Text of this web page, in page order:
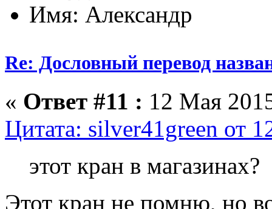
Имя: Александр
Re: Дословный перевод
« Ответ #11 : 12 Мая
Цитата: silver41green от
этот кран в магазинах?
Этот кран не помню, но